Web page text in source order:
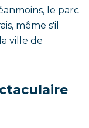
le parc
même s'il
ville de